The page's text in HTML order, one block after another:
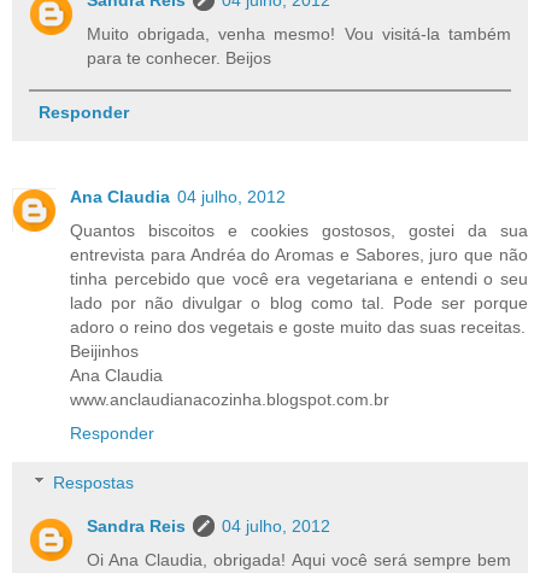
Muito obrigada, venha mesmo! Vou visitá-la também
para te conhecer. Beijos
Responder
Ana Claudia 04 julho, 2012
Quantos biscoitos e cookies gostosos, gostei da sua
entrevista para Andréa do Aromas e Sabores, juro que não
tinha percebido que você era vegetariana e entendi o seu
lado por não divulgar o blog como tal. Pode ser porque
adoro o reino dos vegetais e goste muito das suas receitas.
Beijinhos
Ana Claudia
www.anclaudianacozinha.blogspot.com.br
Responder
Respostas
Sandra Reis
04 julho, 2012
Oi Ana Claudia, obrigada! Aqui você será sempre bem